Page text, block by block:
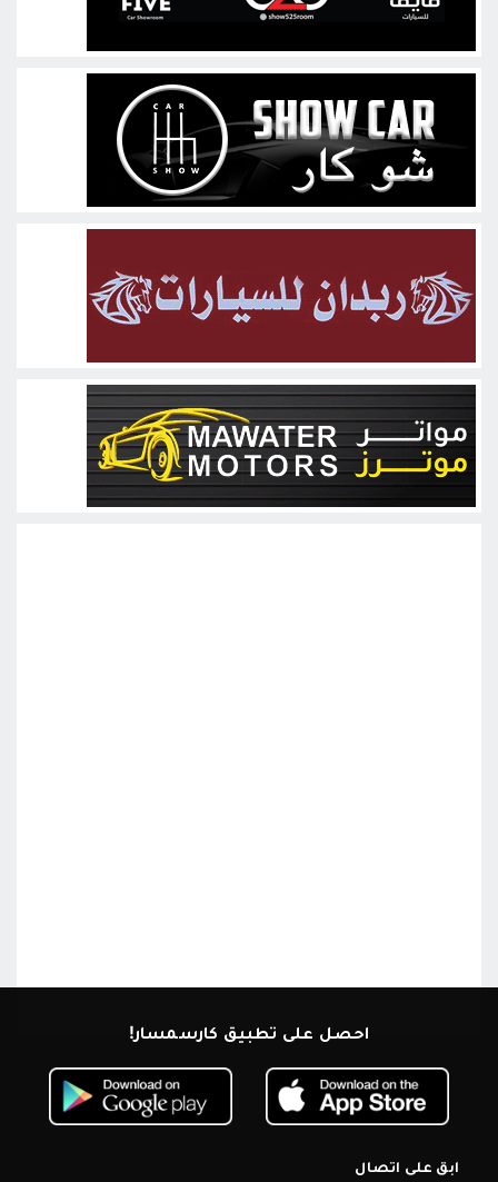
احصل على تطبيق كارسمسار!
ابق على اتصال